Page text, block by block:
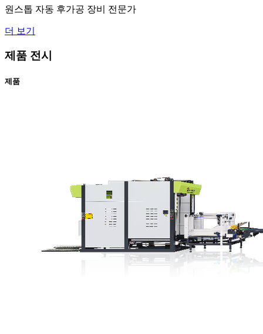
원스톱 자동 후가공 장비 전문가
더 보기
제품 전시
제품